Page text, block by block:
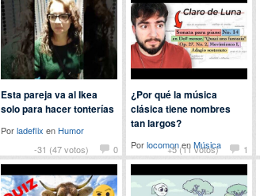
-31 (47 votos) 0
Esta pareja va al Ikea
solo para hacer tonterías
Porladeflix en Humor
+5 (11 votos)
1
¿Por qué la música
clásica tiene nombres
tan largos?
PorlocomonenMúsica